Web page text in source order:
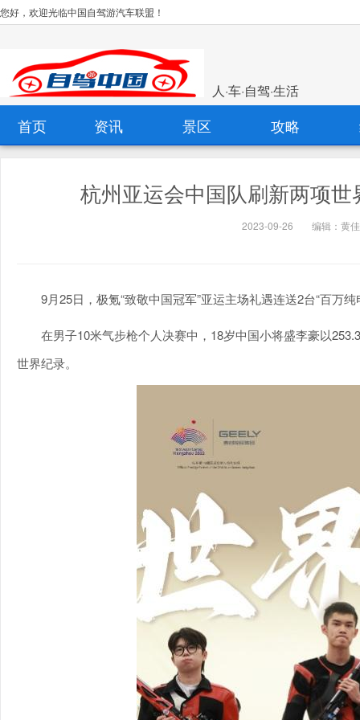
您好，欢迎光临中国自驾游汽车联盟！
人·车·自驾·生活
首页 资讯 景区 攻略
杭州亚运会中国队刷新两项
2023-09-26 编辑：黄佳
9月25日，极氪“致敬中国冠军”亚运主场礼遇连送2台“百万
在男子10米气步枪个人决赛中，18岁中国小将盛李豪以
世界纪录。